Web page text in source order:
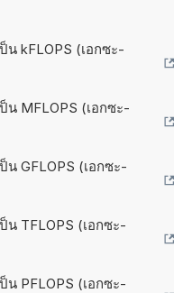
น kFLOPS (เอกซะ-
น MFLOPS (เอกซะ-
น GFLOPS (เอกซะ-
น TFLOPS (เอกซะ-
น PFLOPS (เอกซะ-